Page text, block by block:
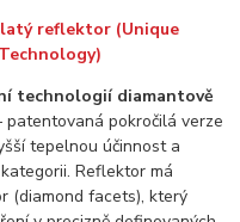
reflektor (Unique
technologií diamantově
patentovaná pokročilá verze
tepelnou účinnost a
Reflektor má
(diamond facets), který